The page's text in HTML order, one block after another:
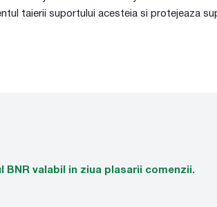
taierii suportului acesteia si protejeaza
BNR valabil in ziua plasarii comenzii.